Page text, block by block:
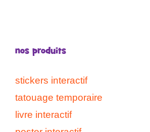
nos produits
stickers interactif
tatouage temporaire
livre interactif